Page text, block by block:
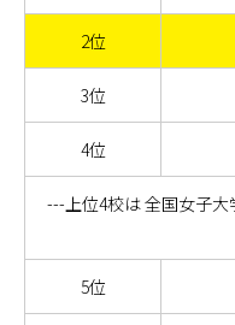
2位
3位
4位
---上位4校は 全国女子大
5位